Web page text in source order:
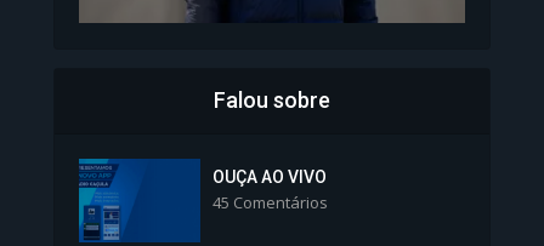
Colégios da Polícia...
Falou sobre
OUÇA AO VIVO
45 Comentários